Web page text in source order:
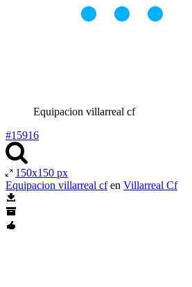
Equipacion villarreal cf
#15916
150x150 px
Equipacion villarreal cfen Villarreal Cf